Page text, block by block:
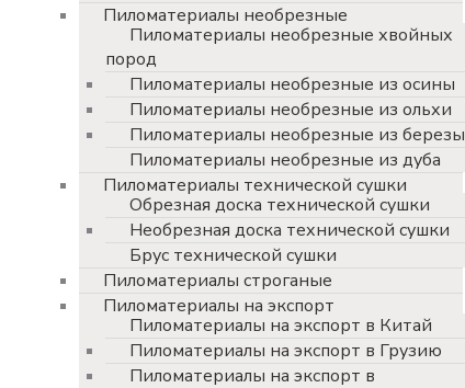
Пиломатериалы необрезные
Пиломатериалы необрезные хвойных
пород
Пиломатериалы необрезные из осины
Пиломатериалы необрезные из ольхи
Пиломатериалы необрезные из березы
Пиломатериалы необрезные из дуба
Пиломатериалы технической сушки
Обрезная доска технической сушки
Необрезная доска технической сушки
Брус технической сушки
Пиломатериалы строганые
Пиломатериалы на экспорт
Пиломатериалы на экспорт в Китай
Пиломатериалы на экспорт в Грузию
Пиломатериалы на экспорт в